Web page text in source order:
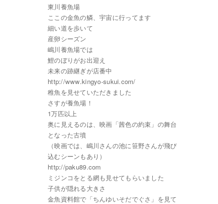
東川養魚場
ここの金魚の鱗、宇宙に行ってます
細い道を歩いて
産卵シーズン
嶋川養魚場では
鯉のぼりがお出迎え
未来の跡継ぎが店番中
http://www.kingyo-sukui.com/
稚魚を見せていただきました
さすが養魚場！
1万匹以上
奥に見えるのは、映画「茜色の約束」の舞台
となった古墳
（映画では、嶋川さんの池に笹野さんが飛び
込むシーンもあり）
http://paku89.com
ミジンコをとる網も見せてもらいました
子供が隠れる大きさ
金魚資料館で「ちんゆいそだでぐさ」を見て